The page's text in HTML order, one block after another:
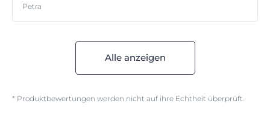
Petra
Alle anzeigen
* Produktbewertungen werden nicht auf ihre Echtheit überprüft.